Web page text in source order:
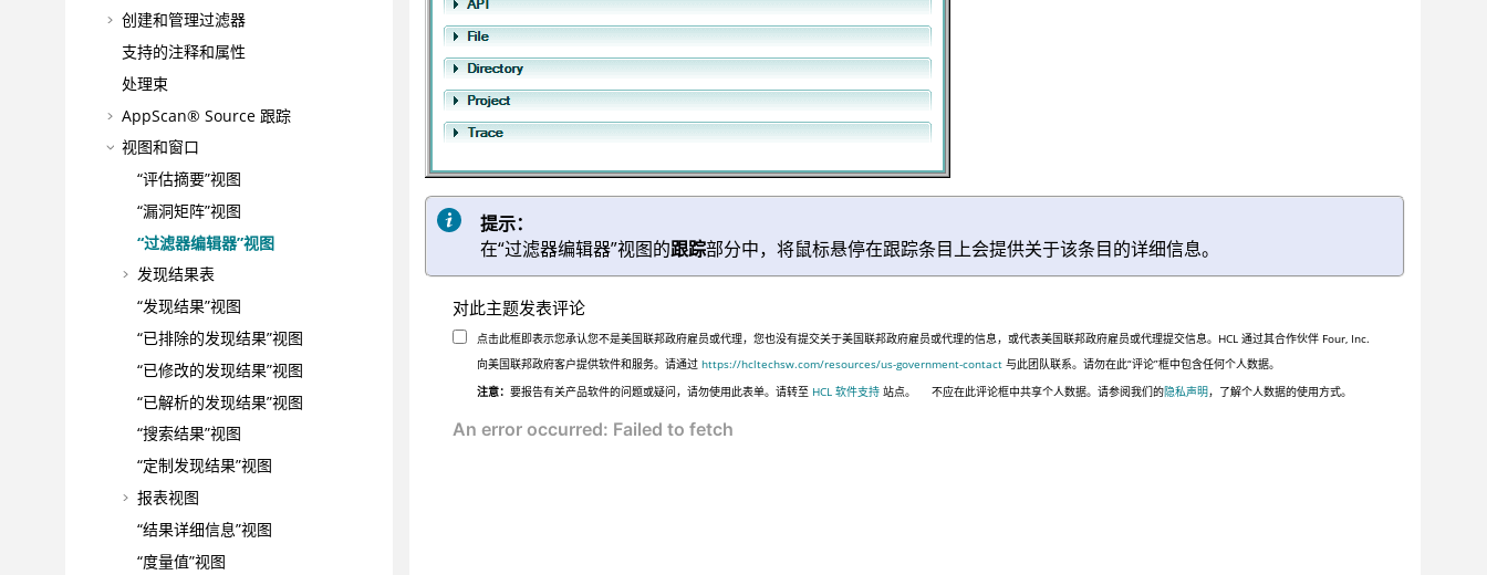
创建和管理过滤器
支持的注释和属性
处理束
AppScan® Source 跟踪
视图和窗口
“评估摘要”视图
“漏洞矩阵”视图
“过滤器编辑器”视图
发现结果表
“发现结果”视图
“已排除的发现结果”视图
“已修改的发现结果”视图
“已解析的发现结果”视图
“搜索结果”视图
“定制发现结果”视图
报表视图
“结果详细信息”视图
“度量值”视图
提示：
在“过滤器编辑器”视图的跟踪部分中，将鼠标悬停在跟踪条目上会提供关于该条目的详细信息。
对此主题发表评论
点击此框即表示您承认您不是美国联邦政府雇员或代理，您也没有提交关于美国联邦政府雇员或代理的信息，或代表美国联邦政府雇员或代理提交信息。HCL 通过其合作伙伴 Four, Inc.
向美国联邦政府客户提供软件和服务。请通过https://hcltechsw.com/resources/us-government-contact 与此团队联系。请勿在此“评论”框中包含任何个人数据。
注意：要报告有关产品软件的问题或疑问，请勿使用此表单。请转至 HCL 软件支持 站点。 不应在此评论框中共享个人数据。请参阅我们的隐私声明，了解个人数据的使用方式。